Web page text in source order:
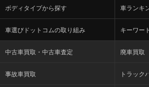
ボディタイプから探す 車ランキ
車選びドットコムの取り組み キーワー
中古車買取・中古車査定 廃車買取
事故車買取 トラック